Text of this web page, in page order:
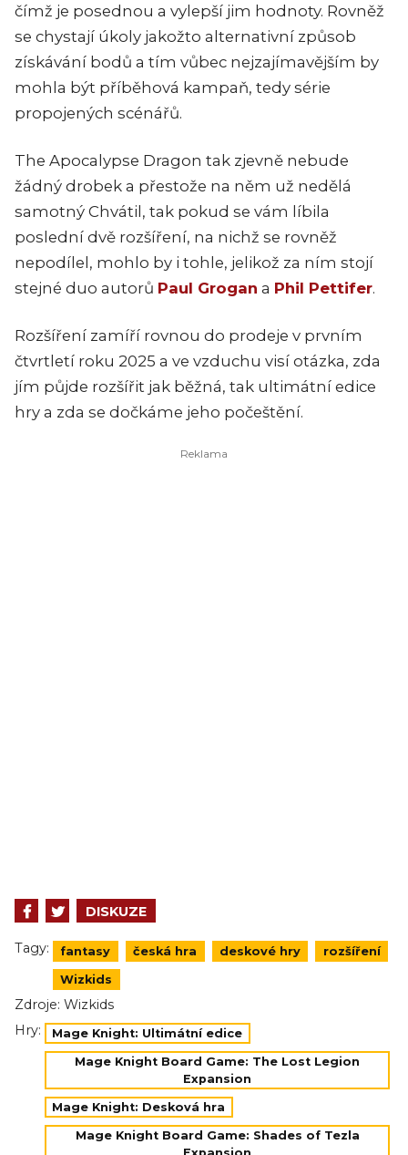
čímž je posednou a vylepší jim hodnoty. Rovněž
se chystají úkoly jakožto alternativní způsob
získávání bodů a tím vůbec nejzajímavějším by
mohla být příběhová kampaň, tedy série
propojených scénářů.
The Apocalypse Dragon tak zjevně nebude
žádný drobek a přestože na něm už nedělá
samotný Chvátil, tak pokud se vám líbila
poslední dvě rozšíření, na nichž se rovněž
nepodílel, mohlo by i tohle, jelikož za ním stojí
stejné duo autorů Paul Grogan a Phil Pettifer.
Rozšíření zamíří rovnou do prodeje v prvním
čtvrtletí roku 2025 a ve vzduchu visí otázka, zda
jím půjde rozšířit jak běžná, tak ultimátní edice
hry a zda se dočkáme jeho počeštění.
DISKUZE
Tagy: fantasy česká hra deskové hry rozšíření
Wizkids
Zdroje: Wizkids
Hry:
Mage Knight: Ultimátní edice
Mage Knight Board Game: The Lost Legion
Expansion
Mage Knight: Desková hra
Mage Knight Board Game: Shades of Tezla
Expansion